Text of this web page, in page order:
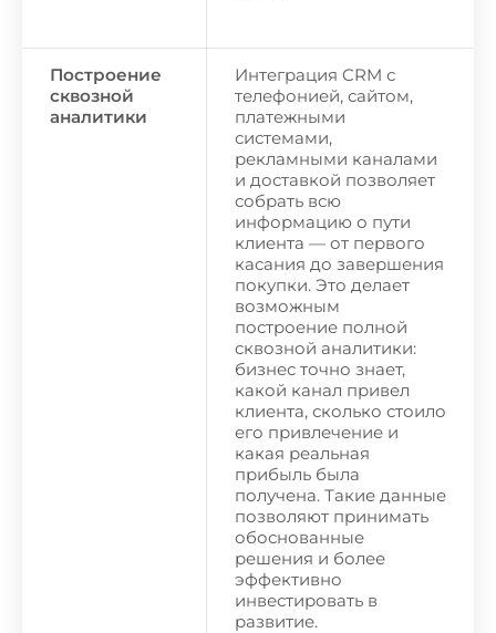
Построение
сквозной
аналитики
Интеграция CRM с
телефонией, сайтом,
платежными
системами,
рекламными каналами
и доставкой позволяет
собрать всю
информацию о пути
клиента — от первого
касания до завершения
покупки. Это делает
возможным
построение полной
сквозной аналитики:
бизнес точно знает,
какой канал привел
клиента, сколько стоило
его привлечение и
какая реальная
прибыль была
получена. Такие данные
позволяют принимать
обоснованные
решения и более
эффективно
инвестировать в
развитие.